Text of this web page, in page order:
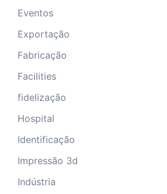
Eventos
Exportação
Fabricação
Facilities
fidelização
Hospital
Identificação
Impressão 3d
Indústria